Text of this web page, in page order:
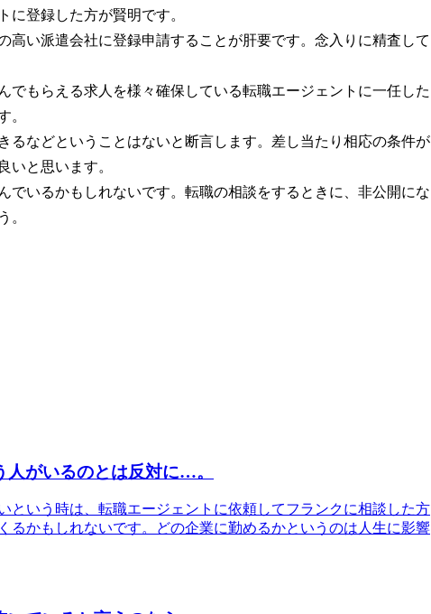
に登録した方が賢明です。
高い派遣会社に登録申請することが肝要です。念入りに精査して
でもらえる求人を様々確保している転職エージェントに一任した
。
るなどということはないと断言します。差し当たり相応の条件が
いと思います。
でいるかもしれないです。転職の相談をするときに、非公開にな
。
がいるのとは反対に…。
という時は、転職エージェントに依頼してフランクに相談した方
るかもしれないです。どの企業に勤めるかというのは人生に影響